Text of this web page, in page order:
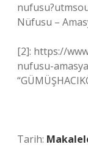
Nüfusu –
[2]: https://
nufusu-
Tarih: